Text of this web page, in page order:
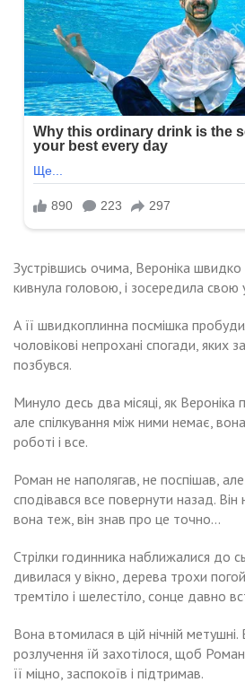
Зустрівшись очима, Вероніка швидко
кивнула головою, і зосередила свою
А її швидкоплинна посмішка
чоловікові непрохані спогади, яких
позбувся.
Минуло десь два місяці, як Вероніка
але спілкування між ними немає,
роботі і все.
Роман не наполягав, не поспішав,
сподівався все повернути назад. Він
вона теж, він знав про це точно…
Стрілки годинника наближалися до
дивилася у вікно, дерева трохи
тремтіло і шелестіло, сонце давно
Вона втомилася в цій нічній метушні.
розлучення їй захотілося, щоб
її міцно, заспокоїв і підтримав.